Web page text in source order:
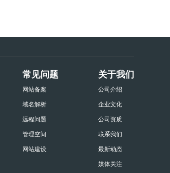
常见问题
网站备案
域名解析
远程问题
管理空间
网站建设
关于我们
公司介绍
企业文化
公司资质
联系我们
最新动态
媒体关注